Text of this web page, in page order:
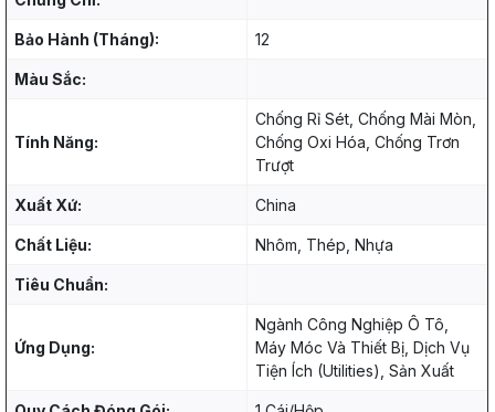
Bảo Hành (Tháng): 12
Màu Sắc:
Tính Năng:
Chống Rỉ Sét, Chống Mài Mòn,
Chống Oxi Hóa, Chống Trơn
Trượt
Xuất Xứ: China
Chất Liệu: Nhôm, Thép, Nhựa
Tiêu Chuẩn:
Ứng Dụng:
Ngành Công Nghiệp Ô Tô,
Máy Móc Và Thiết Bị, Dịch Vụ
Tiện Ích (Utilities), Sản Xuất